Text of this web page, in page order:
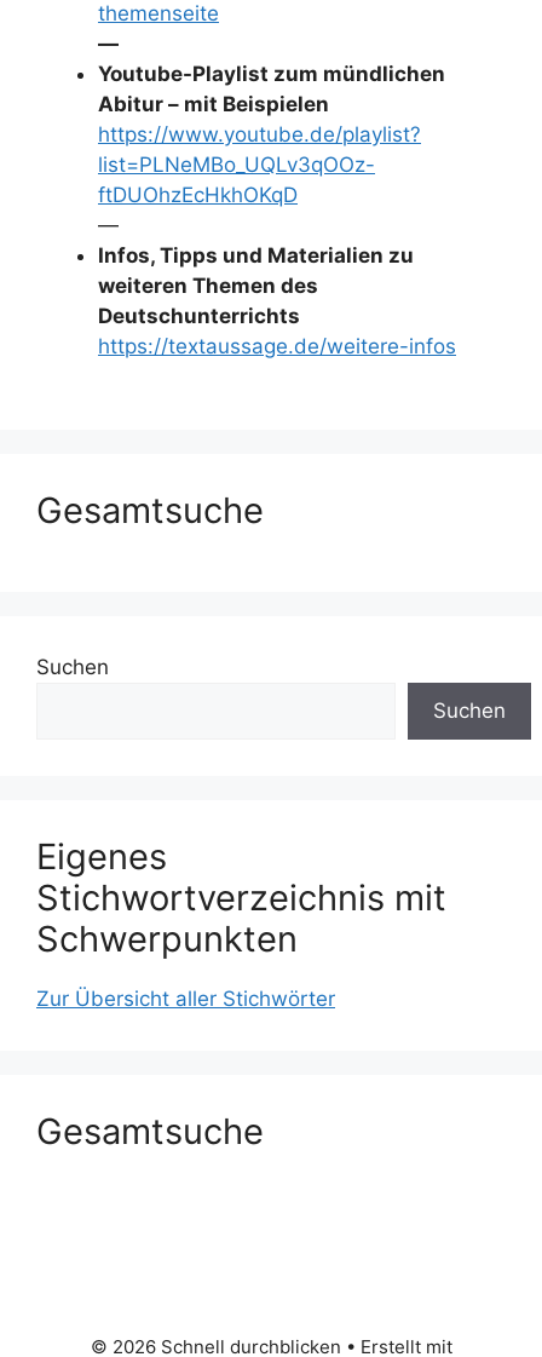
themenseite
—
Youtube-Playlist zum mündlichen
Abitur – mit Beispielen
https://www.youtube.de/playlist?
list=PLNeMBo_UQLv3qOOz-
ftDUOhzEcHkhOKqD
—
Infos, Tipps und Materialien zu
weiteren Themen des
Deutschunterrichts
https://textaussage.de/weitere-infos
Gesamtsuche
Suchen
Suchen
Eigenes
Stichwortverzeichnis mit
Schwerpunkten
Zur Übersicht aller Stichwörter
Gesamtsuche
© 2026 Schnell durchblicken • Erstellt mit